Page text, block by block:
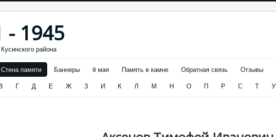
- 1945
района
Стена памяти Баннеры 9 мая Память в камне Обратная связь
Отзывы
Г Д Е Ж З И К Л М Н О П Р С Т У